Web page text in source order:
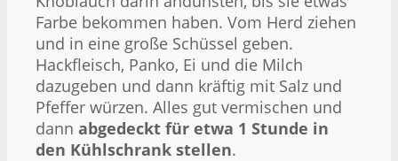
Farbe bekommen haben. Vom Herd ziehen
und in eine große Schüssel geben.
Hackfleisch, Panko, Ei und die Milch
dazugeben und dann kräftig mit Salz und
Pfeffer würzen. Alles gut vermischen und
dann abgedeckt für etwa 1 Stunde in
den Kühlschrank stellen.